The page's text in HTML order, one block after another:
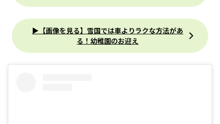
▶︎【画像を見る】雪国では車よりラクな方法があ
る！幼稚園のお迎え